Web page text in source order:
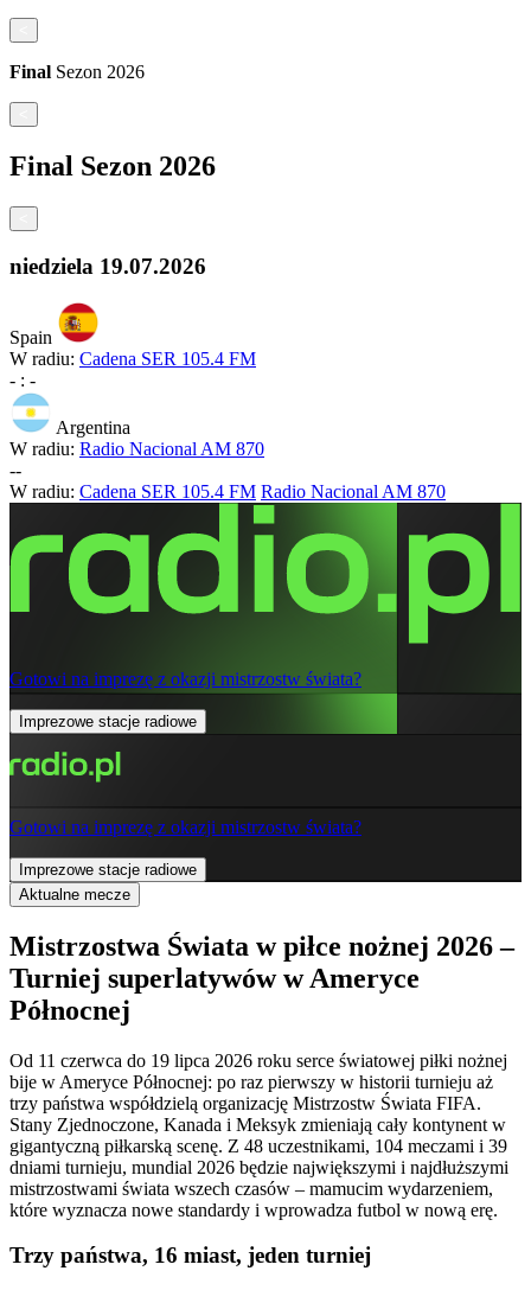
Final Sezon 2026
Final Sezon 2026
niedziela 19.07.2026
Spain
W radiu: Cadena SER 105.4 FM
- : -
Argentina
W radiu: Radio Nacional AM 870
--
W radiu: Cadena SER 105.4 FM Radio Nacional AM 870
Gotowi na imprezę z okazji mistrzostw świata?
Imprezowe stacje radiowe
Gotowi na imprezę z okazji mistrzostw świata?
Imprezowe stacje radiowe
Aktualne mecze
Mistrzostwa Świata w piłce nożnej 2026 –
Turniej superlatywów w Ameryce
Północnej
Od 11 czerwca do 19 lipca 2026 roku serce światowej piłki nożnej
bije w Ameryce Północnej: po raz pierwszy w historii turnieju aż
trzy państwa współdzielą organizację Mistrzostw Świata FIFA.
Stany Zjednoczone, Kanada i Meksyk zmieniają cały kontynent w
gigantyczną piłkarską scenę. Z 48 uczestnikami, 104 meczami i 39
dniami turnieju, mundial 2026 będzie największymi i najdłuższymi
mistrzostwami świata wszech czasów – mamucim wydarzeniem,
które wyznacza nowe standardy i wprowadza futbol w nową erę.
Trzy państwa, 16 miast, jeden turniej